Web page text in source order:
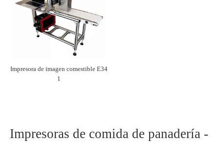
Impresora de imagen comestible E34
1
Impresoras de comida de panadería -